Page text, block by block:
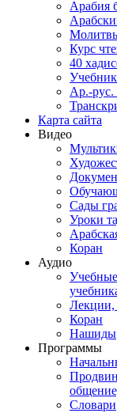
Арабия
Курс
40
Ар.-рус.
Карта сайта
Видео
Сады
Уроки
Коран
Аудио
Лекции,
Коран
Нашиды
Программы
Словари